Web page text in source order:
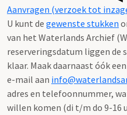
Aanvragen (verzoek tot
U kunt de gewenste stukken
van het Waterlands Archief
reserveringsdatum liggen de
klaar. Maak daarnaast óók
e-mail aan
adres en telefoonnummer,
willen komen (di t/m do 9-16